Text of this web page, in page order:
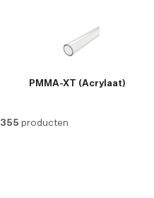
PMMA-XT (Acrylaat)
355 producten